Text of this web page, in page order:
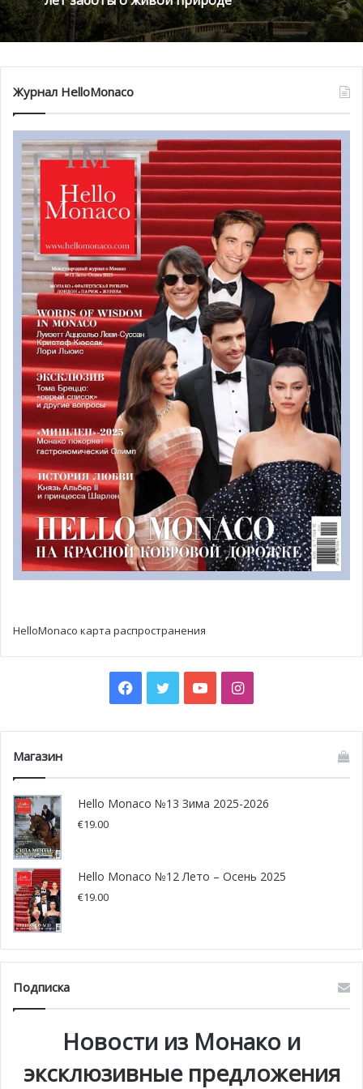
роскошные виллы. Это, определенно, та самая прогулка,
в ходе которой вам захочется сделать миллион
Большинство жителей Лазурного Берега побывало на
Tête de chien не один раз, чтобы полюбоваться
красивыми панорамными видами на Княжество Монако и
прилегающие к нему районы. Возможно, вы не знали,
что можете добраться сюда пешком вплоть до самой
скалы и затем на ее вершине, в качестве
вознаграждения, насладиться
изумительными пейзажами.
Эта тропинка известна как Chemin Romain (или Римская
дорога) и занимает примерно 2 часа и 15 минут, чтобы
случай 3 часа, поскольку вы не раз остановитесь, чтобы
лет заботы о живой природе
Новые звёзды «Мишлен» и монегасские
Журнал HelloMonaco
HelloMonaco карта распространения
Facebook
TwitterYouTubeInstagram
Магазин
Hello Monaco №13 Зима 2025-2026
€19.00
Hello Monaco №12 Лето – Осень 2025
€19.00
Подписка
Новости из Монако и
эксклюзивные предложения